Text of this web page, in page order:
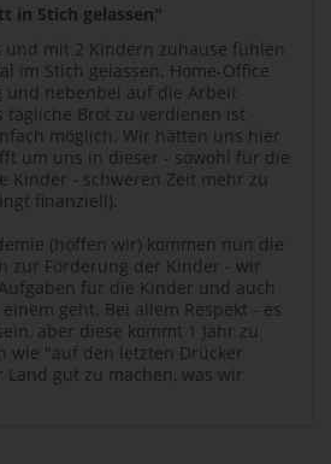
in Stich gelassen
und mit 2 Kindern zuhause fühlen
im Stich gelassen. Home-Office
nebenbei auf die Arbeit
tägliche Brot zu verdienen ist
möglich. Wir hätten uns hier
um uns in dieser - sowohl für die
Kinder - schweren Zeit mehr zu
finanziell).
(hoffen wir) kommen nun die
zur Förderung der Kinder - wir
für die Kinder und auch
geht. Bei allem Respekt - es
aber diese kommt 1 Jahr zu
wie "auf den letzten Drücker
gut zu machen, was wir